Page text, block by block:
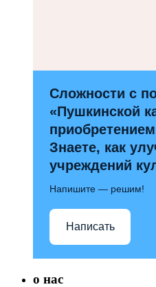
Сложности с
«Пушкинской
Знаете, как
учреждений
Напишите — решим!
Написать
о нас